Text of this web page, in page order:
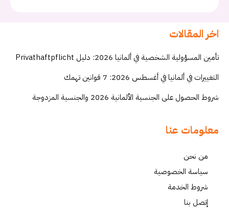
اخر المقالات
تأمين المسؤولية الشخصية في ألمانيا 2026: دليل Privathaftpflicht
التغييرات في ألمانيا في أغسطس 2026: 7 قوانين تهمك
شروط الحصول على الجنسية الألمانية 2026 والجنسية المزدوجة
معلومات عنا
من نحن
سياسة الخصوصية
شروط الخدمة
إتصل بنا